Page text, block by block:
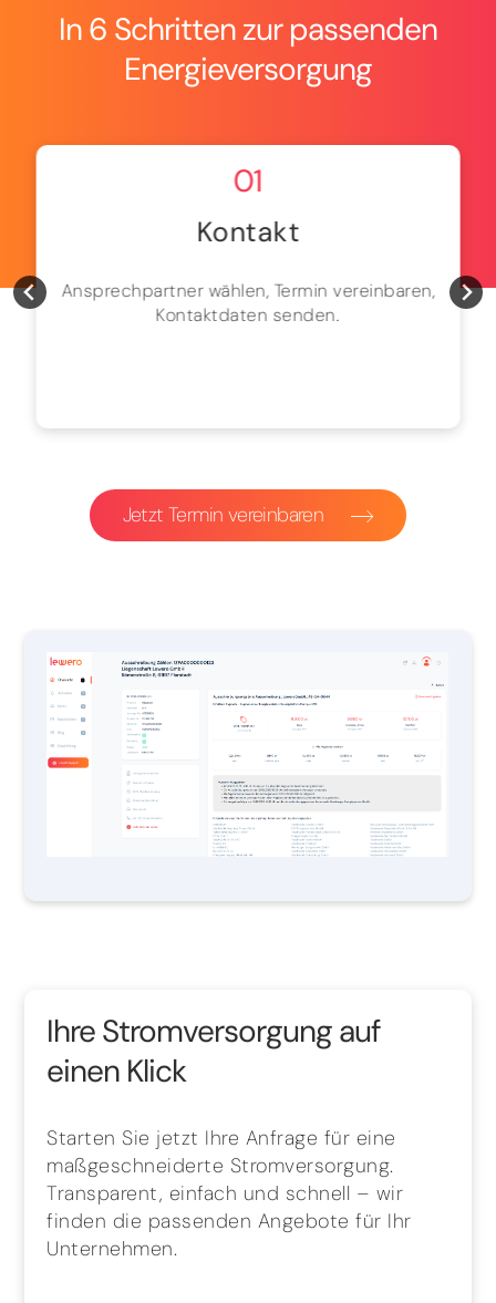
In 6 Schritten zur passenden
Energieversorgung
01
Kontakt
Ansprechpartner wählen, Termin vereinbaren,
Kontaktdaten senden.
Jetzt Termin vereinbaren
Ihre Stromversorgung auf
einen Klick
Starten Sie jetzt Ihre Anfrage für eine
maßgeschneiderte Stromversorgung.
Transparent, einfach und schnell – wir
finden die passenden Angebote für Ihr
Unternehmen.